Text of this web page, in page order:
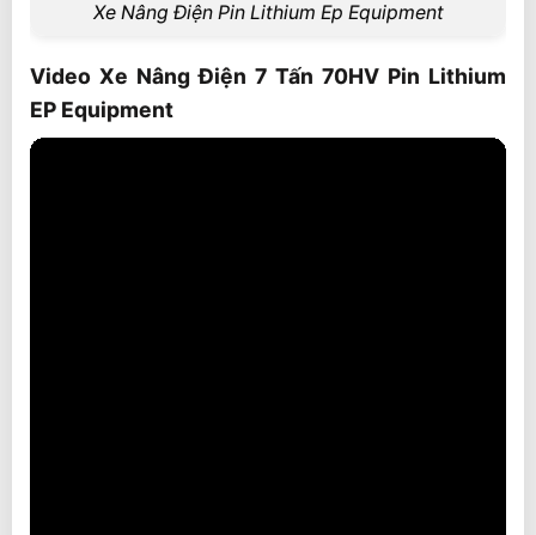
Xe Nâng Điện Pin Lithium Ep Equipment
Video Xe Nâng Điện 7 Tấn 70HV Pin Lithium
EP Equipment